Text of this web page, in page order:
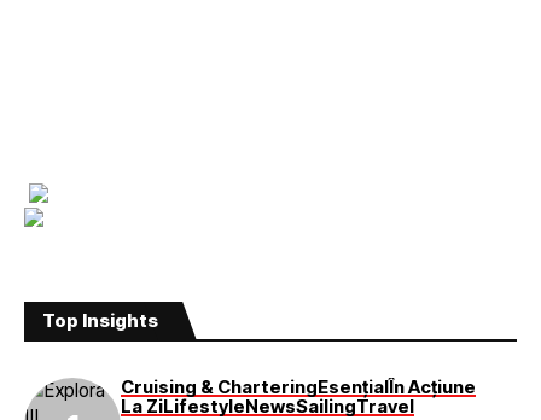
Top Insights
Cruising & CharteringEsențialÎn Acțiune
La ZiLifestyleNewsSailingTravel